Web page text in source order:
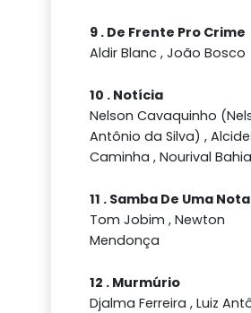
9 . De Frente Pro Crime
Aldir Blanc , João Bosco
10 . Notícia
Nelson Cavaquinho
Antônio da Silva) ,
Caminha , Nourival Bahia
11 . Samba De Uma
Tom Jobim , Newton
Mendonça
12 . Murmúrio
Djalma Ferreira , Luiz